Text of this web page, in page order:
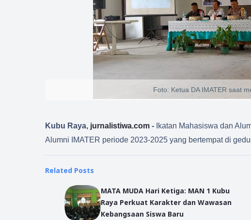
Foto: Ketua DA IMATER saat
Kubu Raya, jurnalistiwa.com - Ikatan Mahasiswa dan
Alumni IMATER periode 2023-2025 yang bertempat di
Related Posts
MATA MUDA Hari Ketiga: MAN 1 Kubu
Raya Perkuat Karakter dan Wawasan
Kebangsaan Siswa Baru